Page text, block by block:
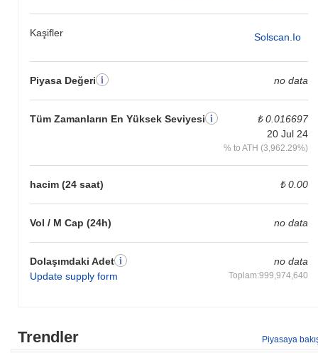
Kaşifler Solscan.io
Piyasa Değeri no data
Tüm Zamanların En Yüksek Seviyesi
₺ 0.016697
20 Jul 24
% to ATH (3,962.29%)
hacim (24 saat) ₺ 0.00
Vol / M Cap (24h) no data
Dolaşımdaki Adet
Update supply form
no data
Toplam:999,974,640
karşılaştırıldığında nasıl performans gösteriyor?
Son 7 günde lilcat
kazandı, genel kripto piyasasından
0.24%kazanç kaydeden daha düşük performans gösterdi. Bu,
daha geniş piyasa momentumuna göre LILCAT'ün fiyat
Trendler Piyasaya